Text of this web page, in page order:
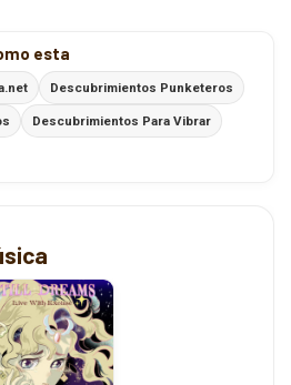
esta
Descubrimientos Punketeros
Descubrimientos Para Vibrar